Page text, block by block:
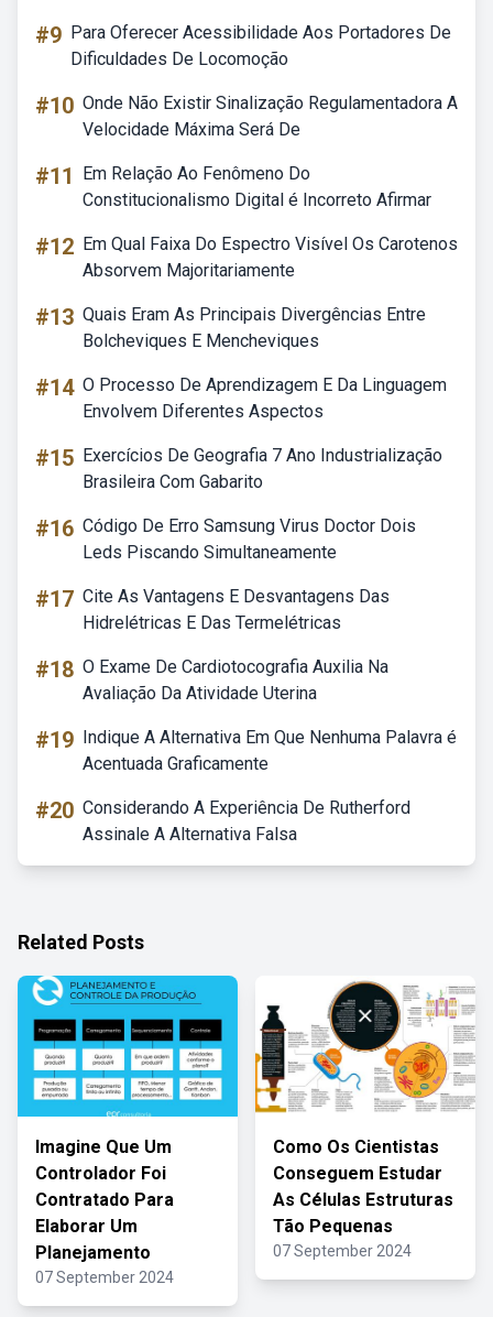
#9 Para Oferecer Acessibilidade Aos Portadores De
Dificuldades De Locomoção
#10 Onde Não Existir Sinalização Regulamentadora A
Velocidade Máxima Será De
#11
Em Relação Ao Fenômeno Do
Constitucionalismo Digital é Incorreto Afirmar
#12 Em Qual Faixa Do Espectro Visível Os Carotenos
Absorvem Majoritariamente
#13 Quais Eram As Principais Divergências Entre
Bolcheviques E Mencheviques
#14 O Processo De Aprendizagem E Da Linguagem
Envolvem Diferentes Aspectos
#15 Exercícios De Geografia 7 Ano Industrialização
Brasileira Com Gabarito
#16 Código De Erro Samsung Virus Doctor Dois
Leds Piscando Simultaneamente
#17 Cite As Vantagens E Desvantagens Das
Hidrelétricas E Das Termelétricas
#18 O Exame De Cardiotocografia Auxilia Na
Avaliação Da Atividade Uterina
#19 Indique A Alternativa Em Que Nenhuma Palavra é
Acentuada Graficamente
#20 Considerando A Experiência De Rutherford
Assinale A Alternativa Falsa
Related Posts
Imagine Que Um
Controlador Foi
Contratado Para
Elaborar Um
Planejamento
07 September 2024
Como Os Cientistas
Conseguem Estudar
As Células Estruturas
Tão Pequenas
07 September 2024